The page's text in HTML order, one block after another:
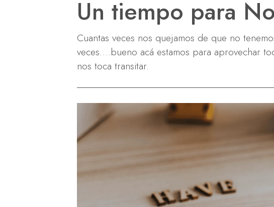
Body & Soul
Entretenimiento
Un tiempo para
Cuantas veces nos quejamos de que no
veces….bueno acá estamos para aprovechar
nos toca transitar.